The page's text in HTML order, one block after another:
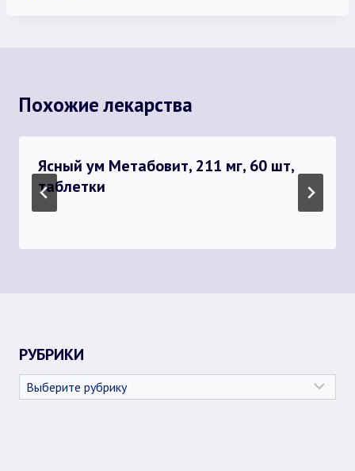
Похожие лекарства
Ясный ум Метабовит, 211 мг, 60 шт,
таблетки
РУБРИКИ
Рубрики